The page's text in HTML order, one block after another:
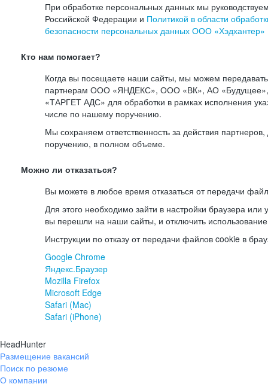
При обработке персональных данных мы
Российской Федерации и Политикой в области
безопасности персональных данных ООО «Хэдхантер»
Кто нам помогает?
Когда вы посещаете наши сайты, мы можем
партнерам ООО «ЯНДЕКС», ООО «ВК», АО
«ТАРГЕТ АДС» для обработки в рамках исполнения
числе по нашему поручению.
Мы сохраняем ответственность за действия
поручению, в полном объеме.
Можно ли отказаться?
Вы можете в любое время отказаться от передачи
Для этого необходимо зайти в настройки браузера или
вы перешли на наши сайты, и отключить
Инструкции по отказу от передачи файлов cookie в
Google Chrome
Яндекс.Браузер
Mozilla Firefox
Microsoft Edge
Safari (Mac)
Safari (iPhone)
HeadHunter
Размещение вакансий
Поиск по резюме
О компании